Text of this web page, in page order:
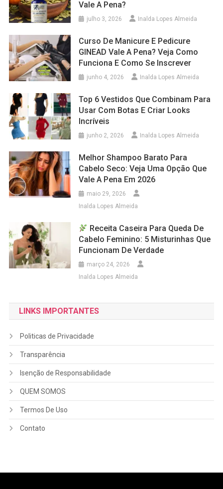
Vale A Pena?
julho 3, 2026 Inalda Lopes Almeida
Curso De Manicure E Pedicure
GINEAD Vale A Pena? Veja Como
Funciona E Como Se Inscrever
junho 4, 2026 Inalda Lopes Almeida
Top 6 Vestidos Que Combinam Para
Usar Com Botas E Criar Looks
Incríveis
junho 2, 2026 Inalda Lopes Almeida
Melhor Shampoo Barato Para
Cabelo Seco: Veja Uma Opção Que
Vale A Pena Em 2026
maio 29, 2026
Inalda Lopes Almeida
Receita Caseira Para Queda De
Cabelo Feminino: 5 Misturinhas Que
Funcionam De Verdade
março 24, 2026
Inalda Lopes Almeida
LINKS IMPORTANTES
Politicas de Privacidade
Transparência
Isenção de Responsabilidade
QUEM SOMOS
Termos De Uso
Contato